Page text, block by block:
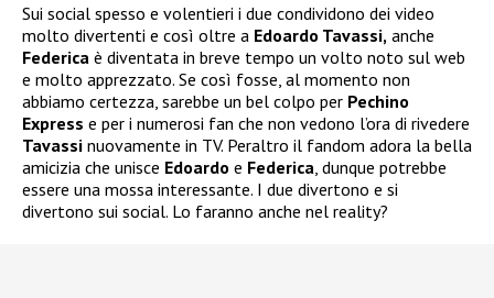
Sui social spesso e volentieri i due condividono dei video
molto divertenti e così oltre a Edoardo Tavassi, anche
Federica è diventata in breve tempo un volto noto sul web
e molto apprezzato. Se così fosse, al momento non
abbiamo certezza, sarebbe un bel colpo per Pechino
Express e per i numerosi fan che non vedono l’ora di rivedere
Tavassi nuovamente in TV. Peraltro il fandom adora la bella
amicizia che unisce Edoardo e Federica , dunque potrebbe
essere una mossa interessante. I due divertono e si
divertono sui social. Lo faranno anche nel reality?